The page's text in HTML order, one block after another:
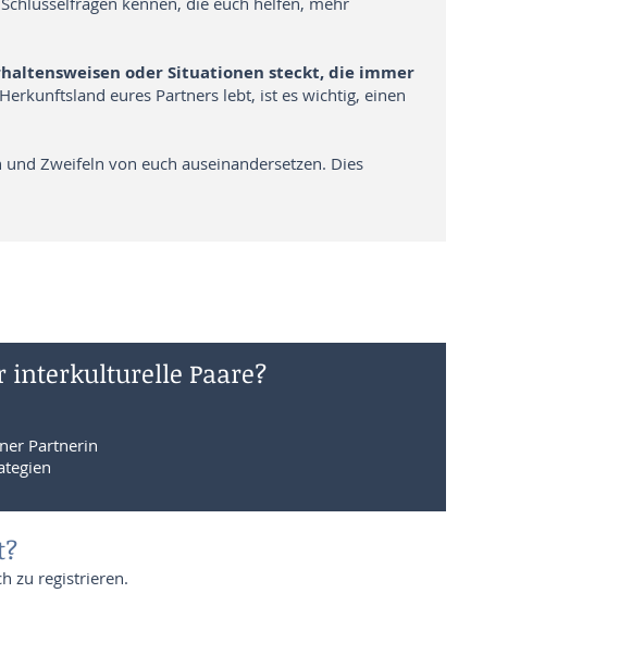
oder Situationen steckt, die immer
eures Partners lebt, ist es wichtig, einen
Zweifeln von euch auseinandersetzen. Dies
interkulturelle Paare?
Partnerin
zu registrieren.